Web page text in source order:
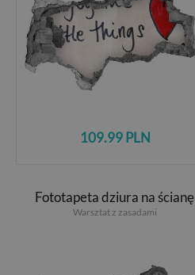
109.99 PLN
Fototapeta dziura na ścianę
Warsztat z zasadami